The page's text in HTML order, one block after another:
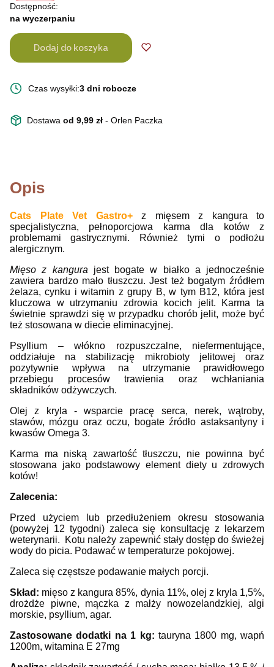
Dostępność:
na wyczerpaniu
Dodaj do koszyka
Czas wysyłki:3 dni robocze
Dostawa od 9,99 zł - Orlen Paczka
Opis
Cats Plate Vet Gastro+
z mięsem z kangura to
specjalistyczna, pełnoporcjowa karma dla kotów z
problemami gastrycznymi. Również tymi o podłożu
alergicznym.
Mięso z kangura jest bogate w białko a jednocześnie
zawiera bardzo mało tłuszczu. Jest też bogatym źródłem
żelaza, cynku i witamin z grupy B, w tym B12, która jest
kluczowa w utrzymaniu zdrowia kocich jelit. Karma ta
świetnie sprawdzi się w przypadku chorób jelit, może być
też stosowana w diecie eliminacyjnej.
Psyllium – włókno rozpuszczalne, niefermentujące,
oddziałuje na stabilizację mikrobioty jelitowej oraz
pozytywnie wpływa na utrzymanie prawidłowego
przebiegu procesów trawienia oraz wchłaniania
składników odżywczych.
Olej z kryla - wsparcie pracę serca, nerek, wątroby,
stawów, mózgu oraz oczu, bogate źródło astaksantyny i
kwasów Omega 3.
Karma ma niską zawartość tłuszczu, nie powinna być
stosowana jako podstawowy element diety u zdrowych
kotów!
Zalecenia:
Przed użyciem lub przedłużeniem okresu stosowania
(powyżej 12 tygodni) zaleca się konsultację z lekarzem
weterynarii. Kotu należy zapewnić stały dostęp do świeżej
wody do picia. Podawać w temperaturze pokojowej.
Zaleca się częstsze podawanie małych porcji.
Skład: mięso z kangura 85%, dynia 11%, olej z kryla 1,5%,
drożdże piwne, mączka z małży nowozelandzkiej, algi
morskie, psyllium, agar.
Zastosowane dodatki na 1 kg: tauryna 1800 mg, wapń
1200m, witamina E 27mg